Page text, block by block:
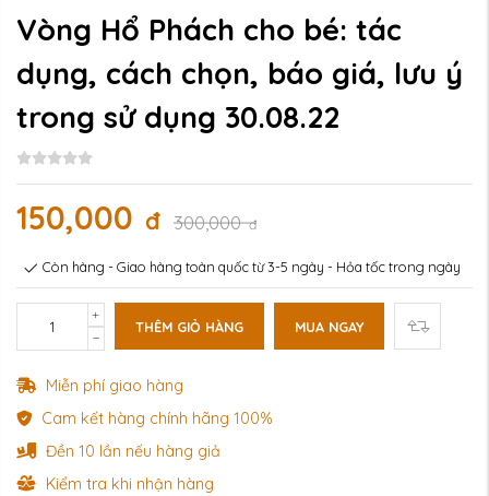
Vòng Hổ Phách cho bé: tác
dụng, cách chọn, báo giá, lưu ý
trong sử dụng 30.08.22
150,000 đ 300,000đ
Còn hàng - Giao hàng toàn quốc từ 3-5 ngày - Hỏa tốc trong ngày
THÊM GIỎ HÀNG MUA NGAY
Miễn phí giao hàng
Cam kết hàng chính hãng 100%
Đền 10 lần nếu hàng giả
Kiểm tra khi nhận hàng